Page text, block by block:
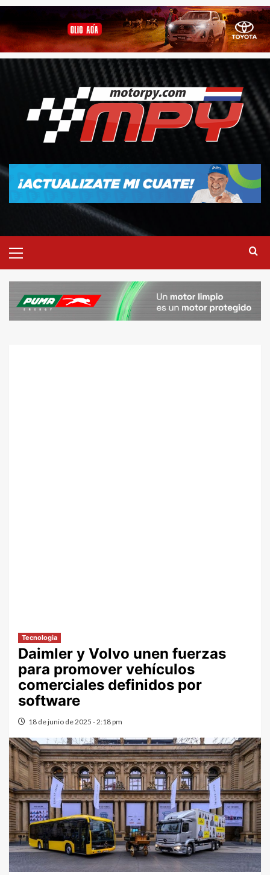
Tecnologia
Daimler y Volvo unen fuerzas
para promover vehículos
comerciales definidos por
software
18 de junio de 2025 - 2:18 pm